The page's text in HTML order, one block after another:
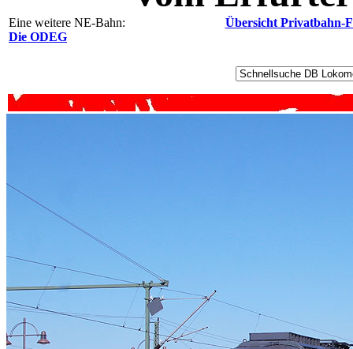
Eine weitere NE-Bahn:
Die ODEG
Übersicht Privatbahn-